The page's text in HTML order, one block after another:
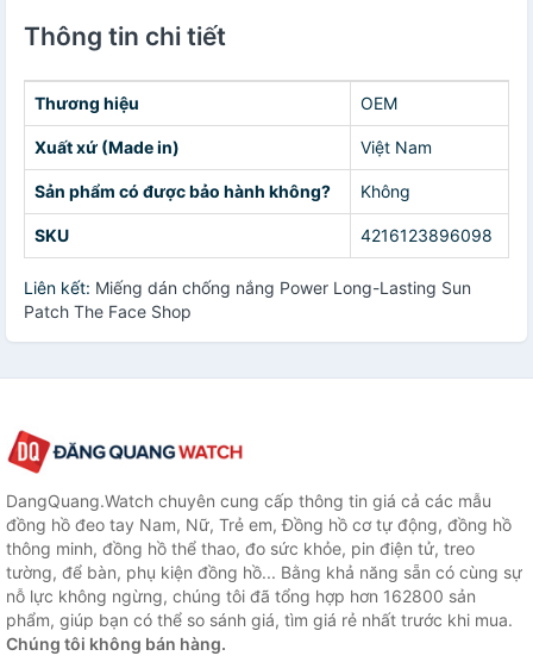
Thông tin chi tiết
Thương hiệu OEM
Xuất xứ (Made in) Việt Nam
Sản phẩm có được bảo hành không? Không
SKU 4216123896098
Liên kết: Miếng dán chống nắng Power Long-Lasting Sun
Patch The Face Shop
DangQuang.Watch chuyên cung cấp thông tin giá cả các mẫu
đồng hồ đeo tay Nam, Nữ, Trẻ em, Đồng hồ cơ tự động, đồng hồ
thông minh, đồng hồ thể thao, đo sức khỏe, pin điện tử, treo
tường, để bàn, phụ kiện đồng hồ... Bằng khả năng sẵn có cùng sự
nỗ lực không ngừng, chúng tôi đã tổng hợp hơn 162800 sản
phẩm, giúp bạn có thể so sánh giá, tìm giá rẻ nhất trước khi mua.
Chúng tôi không bán hàng.